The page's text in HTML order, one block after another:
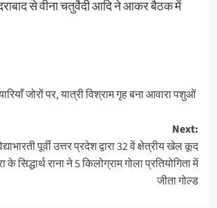
से वीना चतुर्वेदी आदि ने आकर बैठक में
जोरों पर, यात्री विश्राम गृह बना आवारा पशुओं
Next:
पूर्वी उत्तर प्रदेश द्वारा 32 वें क्षेत्रीय खेल कूद
के सिद्धार्थ राना ने 5 किलोग्राम गोला प्रतियोगिता में
जीता गोल्ड